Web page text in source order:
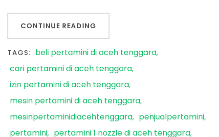
CONTINUE READING
TAGS: beli pertamini di aceh tenggara
cari pertamini di aceh tenggara
izin pertamini di aceh tenggara
mesin pertamini di aceh tenggara
mesinpertaminidiacehtenggara
penjualpertamini
pertamini
pertamini 1 nozzle di aceh tenggara